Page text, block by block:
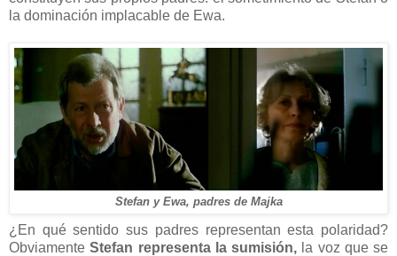
la dominación implacable de Ewa.
Stefan y Ewa, padres de Majka
¿En qué sentido sus padres representan esta polaridad?
ObviamenteStefan representa la sumisión, la voz que se